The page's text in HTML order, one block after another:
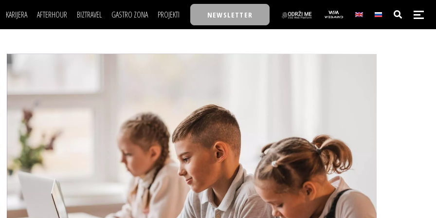
KARIJERA
MOJ UGAO
USAVRŠAVANJE
KNOW-HOW
AFTERHOUR
STIL
WELLBEING
BIZTRAVEL GASTRO ZONA PROJEKTI
BIZBENDOVI
BIZKOLEGIJUM
BMW BIZNIS LIGA
BIZLIFE WEEK
IZJAVA GODINE
NEWSLETTER
POSAO
MOJ UGAO
FILM I SCENA
AUTO SVET
NAJKOLEGA
30 ISPOD 30
BIZKOLEGIJUM
BMW BIZNIS LIGA
BIZLIFE WEEK
IZJAVA GODINE